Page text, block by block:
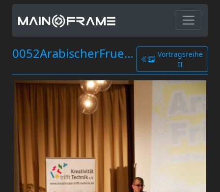
0052ArabischerFruehling.jpg
Vortragsreihe
II